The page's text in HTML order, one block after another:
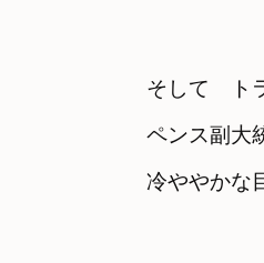
そして　ト
ペンス副大